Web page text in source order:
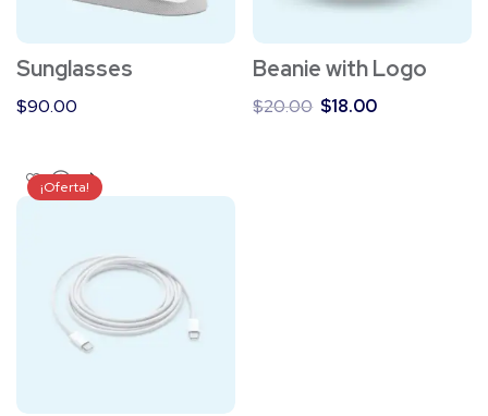
Sunglasses
$90.00
Beanie with Logo
$20.00 $18.00
¡Oferta!